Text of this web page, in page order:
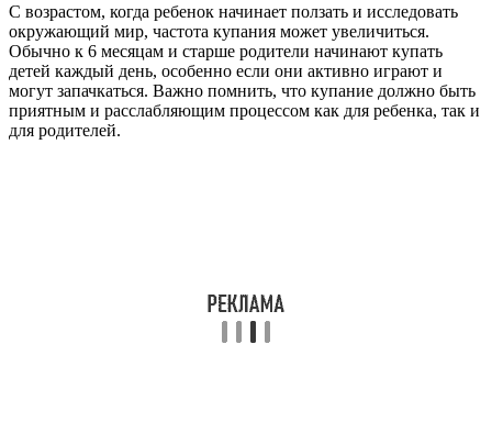
С возрастом, когда ребенок начинает ползать и исследовать
окружающий мир, частота купания может увеличиться.
Обычно к 6 месяцам и старше родители начинают купать
детей каждый день, особенно если они активно играют и
могут запачкаться. Важно помнить, что купание должно быть
приятным и расслабляющим процессом как для ребенка, так и
для родителей.